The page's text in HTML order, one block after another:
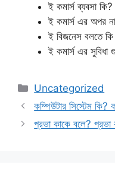
ই কমার্স ব্যবসা কি?
ই কমার্স এর অপর
ই বিজনেস বলতে
ই কমার্স এর সুবিধা
Categories
Uncategorized
কম্পিউটার সিস্টেম কি?
প্রভা কাকে বলে?